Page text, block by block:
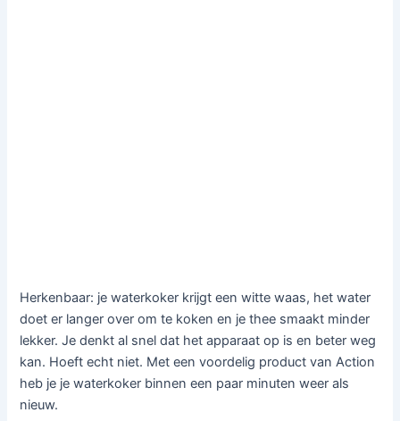
Herkenbaar: je waterkoker krijgt een witte waas, het water
doet er langer over om te koken en je thee smaakt minder
lekker. Je denkt al snel dat het apparaat op is en beter weg
kan. Hoeft echt niet. Met een voordelig product van Action
heb je je waterkoker binnen een paar minuten weer als
nieuw.